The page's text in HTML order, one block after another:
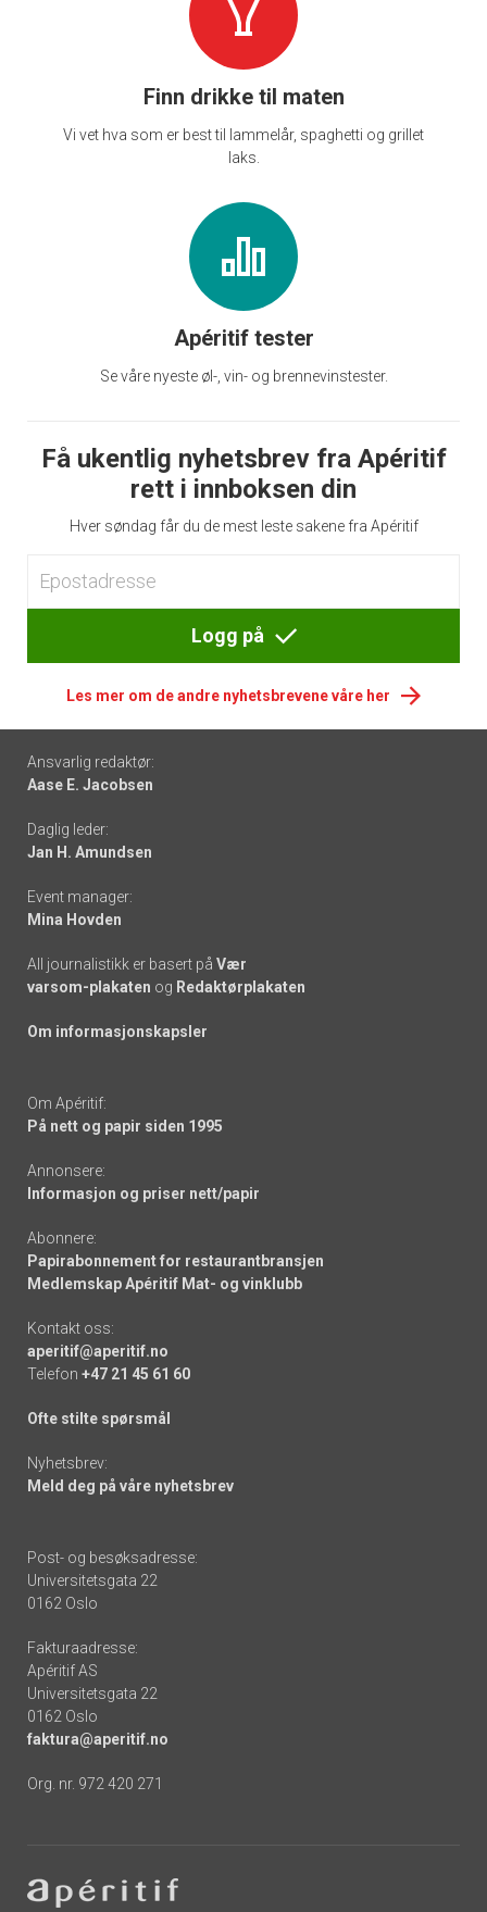
Finn drikke til maten
Vi vet hva som er best til lammelår, spaghetti og grillet
laks.
Apéritif tester
Se våre nyeste øl-, vin- og brennevinstester.
Få ukentlig nyhetsbrev fra Apéritif
rett i innboksen din
Hver søndag får du de mest leste sakene fra Apéritif
Logg på
Les mer om de andre nyhetsbrevene våre her
Footer
-
links
Ansvarlig redaktør:
Aase E. Jacobsen
Daglig leder:
Jan H. Amundsen
Event manager:
Mina Hovden
All journalistikk er basert på Vær
varsom-plakaten og Redaktørplakaten
Om informasjonskapsler
Om Apéritif:
På nett og papir siden 1995
Annonsere:
Informasjon og priser nett/papir
Abonnere:
Papirabonnement for restaurantbransjen
Medlemskap Apéritif Mat- og vinklubb
Kontakt oss:
aperitif@aperitif.no
Telefon +47 21 45 61 60
Ofte stilte spørsmål
Nyhetsbrev:
Meld deg på våre nyhetsbrev
Post- og besøksadresse:
Universitetsgata 22
0162 Oslo
Fakturaadresse:
Apéritif AS
Universitetsgata 22
0162 Oslo
faktura@aperitif.no
Org. nr. 972 420 271